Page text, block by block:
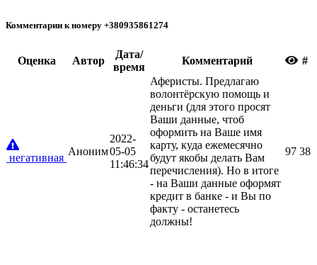
Комментарии к номеру +380935861274
Oценка Автор
Дата/
время
Комментарий #
негативная
Аноним
2022-
05-05
11:46:34
Аферисты. Предлагаю
волонтёрскую помощь и
деньги (для этого просят
Ваши данные, чтоб
оформить на Ваше имя
карту, куда ежемесячно
будут якобы делать Вам
перечисления). Но в итоге
- на Ваши данные оформят
кредит в банке - и Вы по
факту - останетесь
должны!
97 38